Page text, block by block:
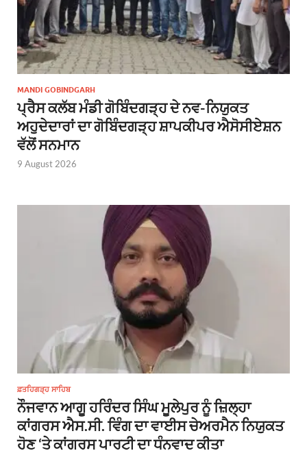
MANDI GOBINDGARH
ਪ੍ਰੈਸ ਕਲੱਬ ਮੰਡੀ ਗੋਬਿੰਦਗੜ੍ਹ ਦੇ ਨਵ-ਨਿਯੁਕਤ
ਅਹੁਦੇਦਾਰਾਂ ਦਾ ਗੋਬਿੰਦਗੜ੍ਹ ਸ਼ਾਪਕੀਪਰ ਐਸੋਸੀਏਸ਼ਨ
ਵੱਲੋਂ ਸਨਮਾਨ
9 August 2026
ਫ਼ਤਹਿਗੜ੍ਹ ਸਾਹਿਬ
ਨੌਜਵਾਨ ਆਗੂ ਹਰਿੰਦਰ ਸਿੰਘ ਮੂਲੇਪੁਰ ਨੂੰ ਜ਼ਿਲ੍ਹਾ
ਕਾਂਗਰਸ ਐਸ.ਸੀ. ਵਿੰਗ ਦਾ ਵਾਈਸ ਚੇਅਰਮੈਨ ਨਿਯੁਕਤ
ਹੋਣ ‘ਤੇ ਕਾਂਗਰਸ ਪਾਰਟੀ ਦਾ ਧੰਨਵਾਦ ਕੀਤਾ